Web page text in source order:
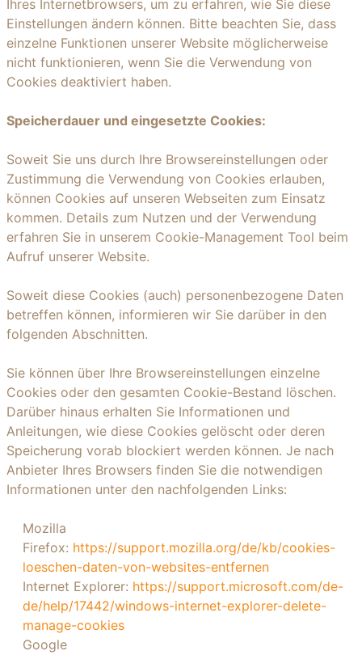
Ihres Internetbrowsers, um zu erfahren, wie Sie diese
Einstellungen ändern können. Bitte beachten Sie, dass
einzelne Funktionen unserer Website möglicherweise
nicht funktionieren, wenn Sie die Verwendung von
Cookies deaktiviert haben.
Speicherdauer und eingesetzte Cookies:
Soweit Sie uns durch Ihre Browsereinstellungen oder
Zustimmung die Verwendung von Cookies erlauben,
können Cookies auf unseren Webseiten zum Einsatz
kommen. Details zum Nutzen und der Verwendung
erfahren Sie in unserem Cookie-Management Tool beim
Aufruf unserer Website.
Soweit diese Cookies (auch) personenbezogene Daten
betreffen können, informieren wir Sie darüber in den
folgenden Abschnitten.
Sie können über Ihre Browsereinstellungen einzelne
Cookies oder den gesamten Cookie-Bestand löschen.
Darüber hinaus erhalten Sie Informationen und
Anleitungen, wie diese Cookies gelöscht oder deren
Speicherung vorab blockiert werden können. Je nach
Anbieter Ihres Browsers finden Sie die notwendigen
Informationen unter den nachfolgenden Links:
Mozilla
Firefox: https://support.mozilla.org/de/kb/cookies-
loeschen-daten-von-websites-entfernen
Internet Explorer: https://support.microsoft.com/de-
de/help/17442/windows-internet-explorer-delete-
manage-cookies
Google